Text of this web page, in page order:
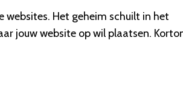
Het geheim schuilt in het
jouw website op wil plaatsen.